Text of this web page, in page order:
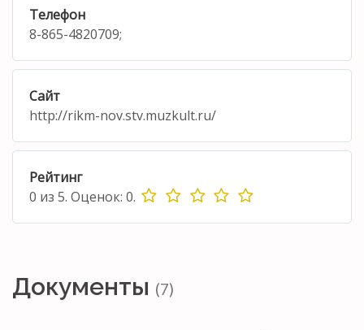
Телефон
8-865-4820709;
Сайт
http://rikm-nov.stv.muzkult.ru/
Рейтинг
0 из 5. Оценок: 0.
Документы (7)